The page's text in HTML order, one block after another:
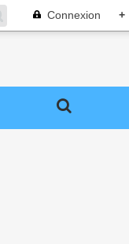
Connexion +